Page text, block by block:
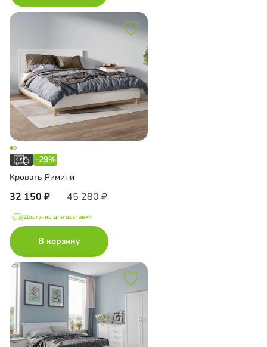
-29%
Кровать Римини
32 150 45 280
Доступно для доставки
В корзину